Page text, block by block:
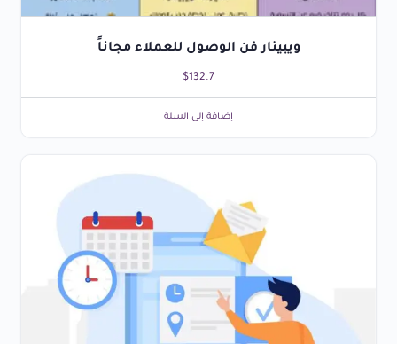
ويبينار فن الوصول للعملاء مجاناً
$132.7
إضافة إلى السلة